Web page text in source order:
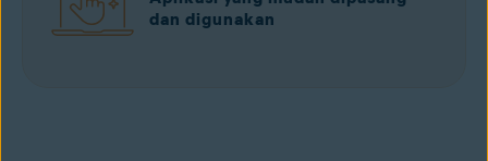
dan digunakan